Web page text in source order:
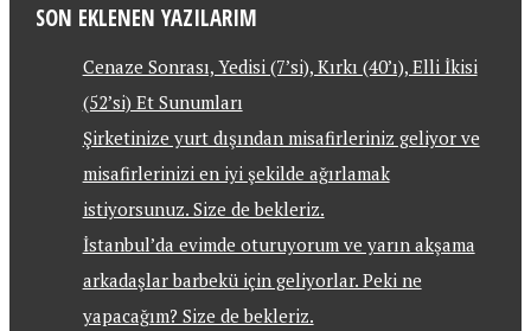
SON EKLENEN YAZILARIM
Cenaze Sonrası, Yedisi (7’si), Kırkı (40’ı), Elli İkisi
(52’si) Et Sunumları
Şirketinize yurt dışından misafirleriniz geliyor ve
misafirlerinizi en iyi şekilde ağırlamak
istiyorsunuz. Size de bekleriz.
İstanbul’da evimde oturuyorum ve yarın akşama
arkadaşlar barbekü için geliyorlar. Peki ne
yapacağım? Size de bekleriz.